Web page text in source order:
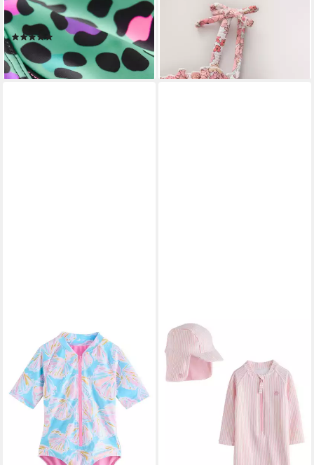
Badeanzug Rückenfreier
Sportbadeanzug (1-St)
ab 20,00 €
lieferbar - in 2-3 Werktagen bei dir
Badeanzug Bikini (2-St)
ab 22,00 €
lieferbar - in 2-3 Werktagen bei dir